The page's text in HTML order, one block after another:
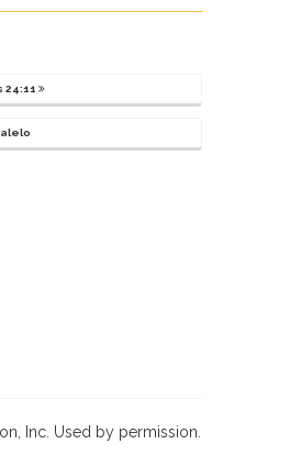
24:11
Inc. Used by permission.